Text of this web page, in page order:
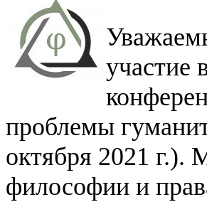
участие
проблемы
октября 2021 г.).
философии и